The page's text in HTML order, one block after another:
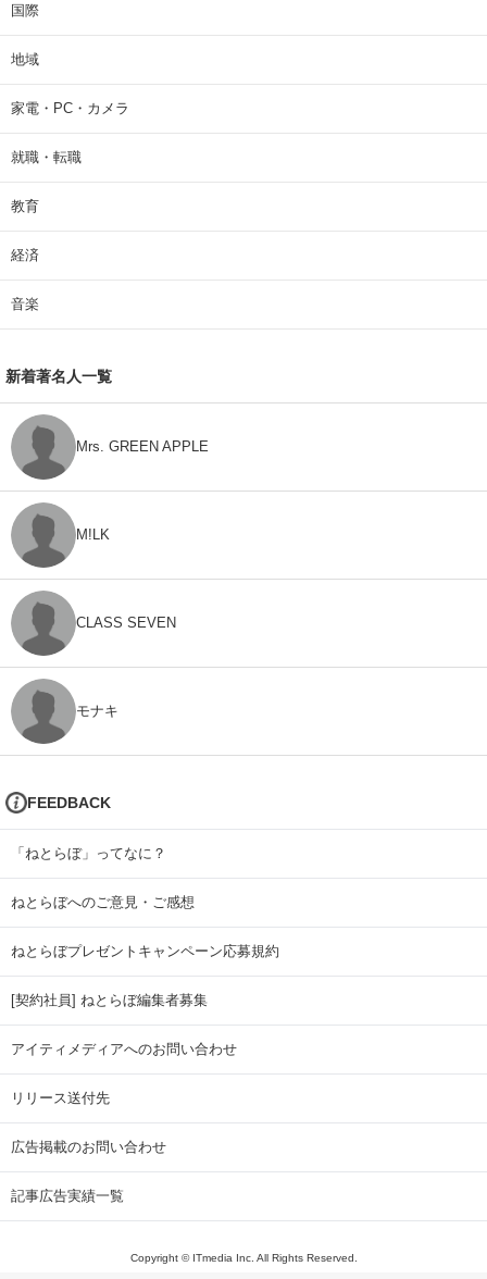
国際
地域
家電・PC・カメラ
就職・転職
教育
経済
音楽
新着著名人一覧
Mrs. GREEN APPLE
M!LK
CLASS SEVEN
モナキ
FEEDBACK
「ねとらぼ」ってなに？
ねとらぼへのご意見・ご感想
ねとらぼプレゼントキャンペーン応募規約
[契約社員] ねとらぼ編集者募集
アイティメディアへのお問い合わせ
リリース送付先
広告掲載のお問い合わせ
記事広告実績一覧
Copyright © ITmedia Inc. All Rights Reserved.